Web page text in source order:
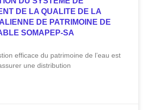
DE LA QUALITE DE LA
DE PATRIMOINE DE
SOMAPEP-SA
efficace du patrimoine de l’eau est
une distribution